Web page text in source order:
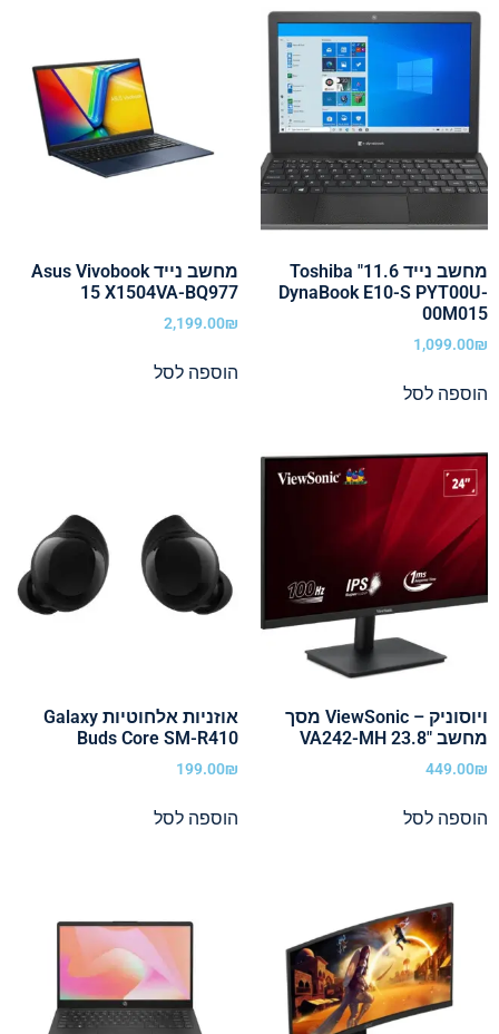
מחשב נייד 11.6" Toshiba
DynaBook E10-S PYT00U-
00M015
1,099.00₪
הוספה לסל
מחשב נייד Asus Vivobook
15 X1504VA-BQ977
2,199.00₪
הוספה לסל
ויוסוניק – ViewSonic מסך
מחשב "23.8 VA242-MH
449.00₪
הוספה לסל
אוזניות אלחוטיות Galaxy
Buds Core SM-R410
199.00₪
הוספה לסל